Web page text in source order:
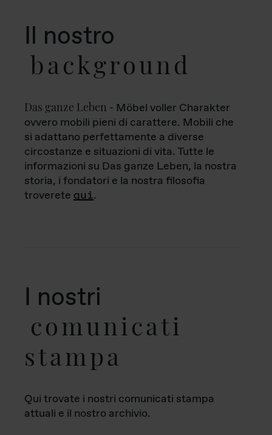
Il nostro
background
Das ganze Leben - Möbel voller Charakter
ovvero mobili pieni di carattere. Mobili che
si adattano perfettamente a diverse
circostanze e situazioni di vita. Tutte le
informazioni su Das ganze Leben, la nostra
storia, i fondatori e la nostra filosofia
troverete qui.
I nostri
comunicati
stampa
Qui trovate i nostri comunicati stampa
attuali e il nostro archivio.